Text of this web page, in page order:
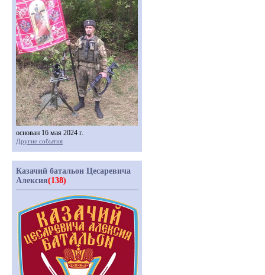
основан 16 мая 2024 г.
Другие события
Казачий батальон Цесаревича
Алексия(138)